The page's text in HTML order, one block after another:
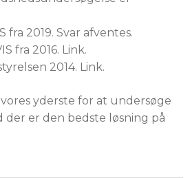
fra 2019. Svar afventes.
fra 2016. Link.
2014. Link.
yderste for at undersøge
der er den bedste løsning på